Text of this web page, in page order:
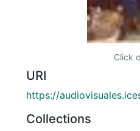
Click
URI
https://
Collections